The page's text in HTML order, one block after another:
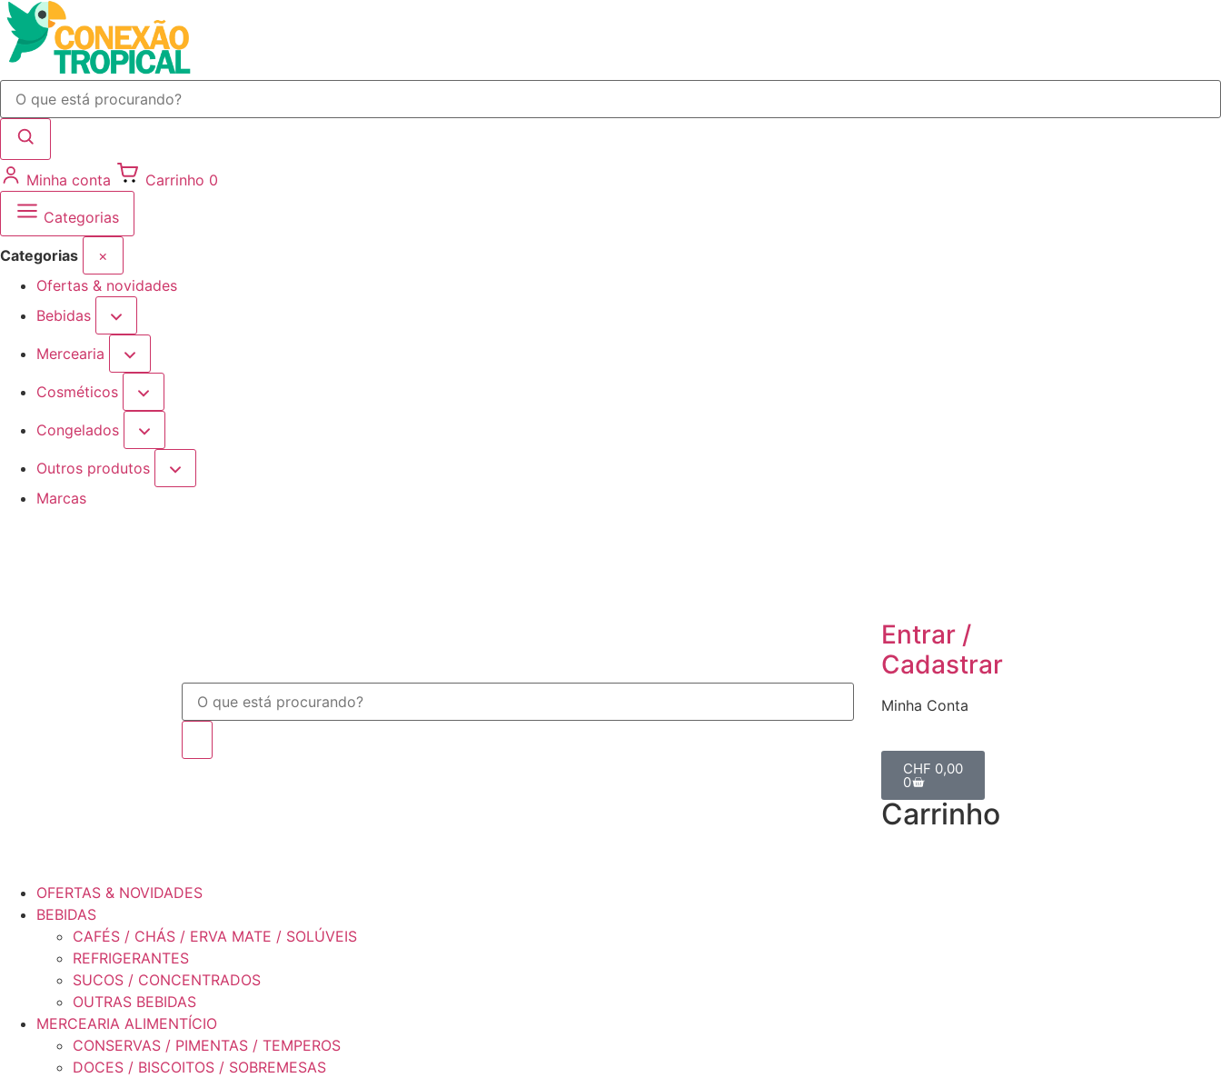
Minha conta Carrinho 0
Categorias
Categorias
×
Ofertas & novidades
Bebidas
Mercearia
Cosméticos
Congelados
Outros produtos
Marcas
Entrar /
Cadastrar
Minha Conta
CHF 0,00
0
Carrinho
OFERTAS & NOVIDADES
BEBIDAS
CAFÉS / CHÁS / ERVA MATE / SOLÚVEIS
REFRIGERANTES
SUCOS / CONCENTRADOS
OUTRAS BEBIDAS
MERCEARIA ALIMENTÍCIO
CONSERVAS / PIMENTAS / TEMPEROS
DOCES / BISCOITOS / SOBREMESAS